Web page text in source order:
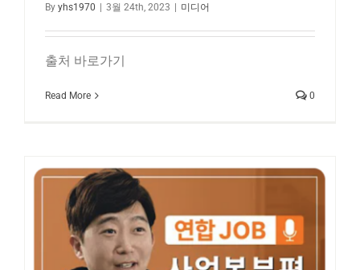
By yhs1970 3월 24th, 2023 미디어
출처 바로가기
Read More 0